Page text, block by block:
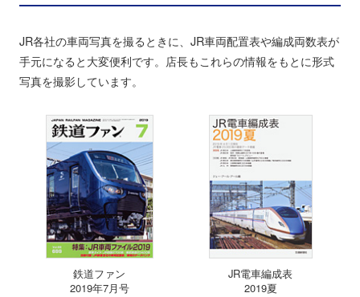
JR各社の車両写真を撮るときに、JR車両配置表や編成両数表が
手元になると大変便利です。店長もこれらの情報をもとに形式
写真を撮影しています。
鉄道ファン
2019年7月号
JR電車編成表
2019夏